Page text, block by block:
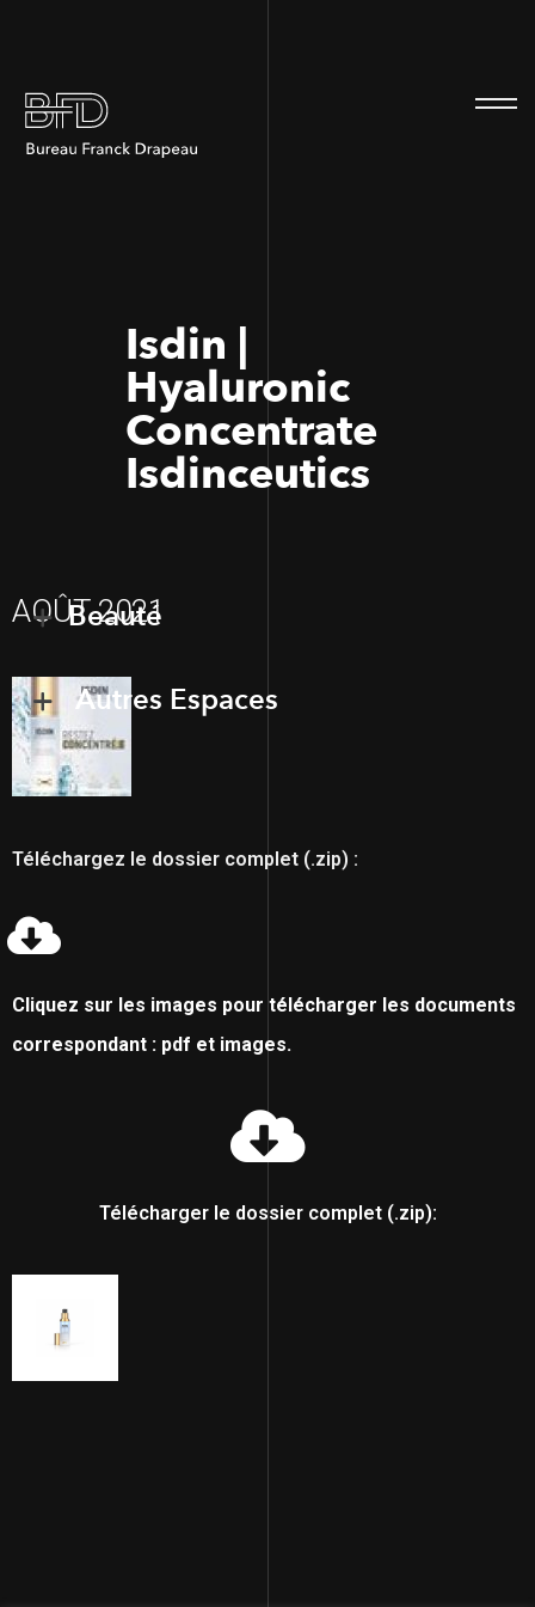
Isdin |
Hyaluronic
Concentrate
Isdinceutics
AOÛT 2021
Beauté
Autres Espaces
Téléchargez le dossier complet (.zip) :
Cliquez sur les images pour télécharger les documents
correspondant : pdf et images.
Télécharger le dossier complet (.zip):